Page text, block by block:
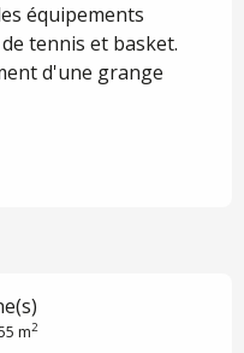
équipements
tennis et basket.
d'une grange
m2